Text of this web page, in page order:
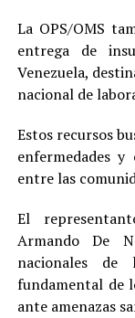
La OPS/OMS
entrega de
Venezuela,
nacional de
Estos recursos
enfermedades
entre las
El
Armando De
nacionales de
fundamental de
ante amenazas